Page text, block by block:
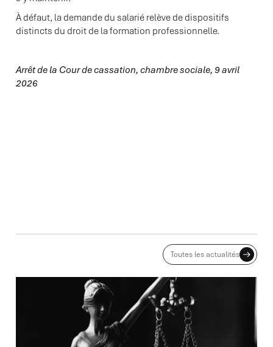
À défaut, la demande du salarié relève de dispositifs
distincts du droit de la formation professionnelle.
Arrêt de la Cour de cassation, chambre sociale, 9 avril
2026
ACTUALITES ASSOCIÉES
Toutes les actualités